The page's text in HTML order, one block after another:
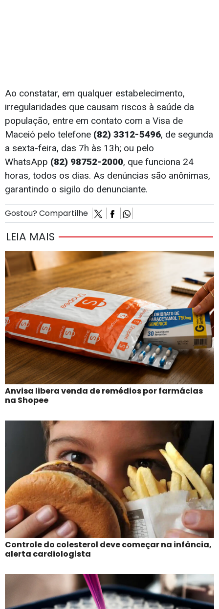
Ao constatar, em qualquer estabelecimento,
irregularidades que causam riscos à saúde da
população, entre em contato com a Visa de
Maceió pelo telefone (82) 3312-5496, de segunda
a sexta-feira, das 7h às 13h; ou pelo
WhatsApp (82) 98752-2000, que funciona 24
horas, todos os dias. As denúncias são anônimas,
garantindo o sigilo do denunciante.
Gostou? Compartilhe
LEIA MAIS
Anvisa libera venda de remédios por farmácias
na Shopee
Controle do colesterol deve começar na infância,
alerta cardiologista